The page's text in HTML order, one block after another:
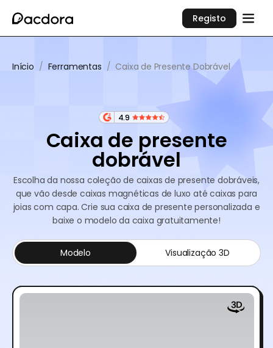
Registo
Início / Ferramentas / Caixa de Presente Dobrável
4.9
Caixa de presente
dobrável
Escolha da nossa coleção de caixas de presente dobráveis,
que vão desde caixas magnéticas de luxo até caixas para
joias com capa. Crie sua caixa de presente personalizada e
baixe o modelo da caixa gratuitamente!
Modelo Visualização 3D